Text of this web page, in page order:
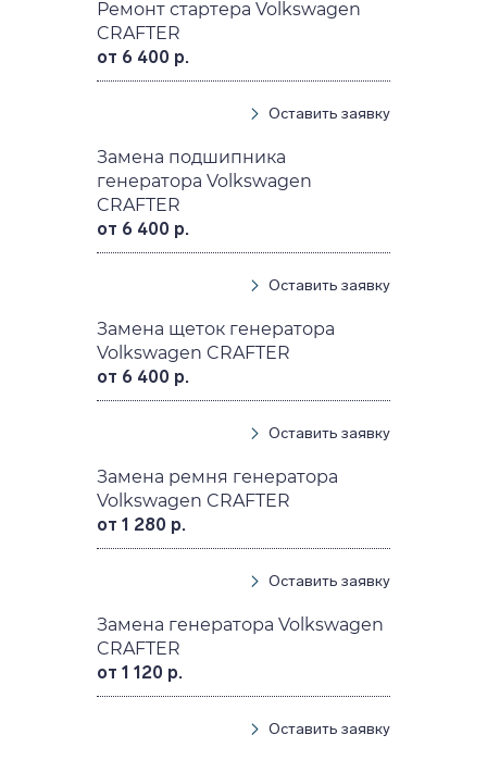
Ремонт стартера Volkswagen
CRAFTER
от 6 400 р.
Оставить заявку
Замена подшипника
генератора Volkswagen
CRAFTER
от 6 400 р.
Оставить заявку
Замена щеток генератора
Volkswagen CRAFTER
от 6 400 р.
Оставить заявку
Замена ремня генератора
Volkswagen CRAFTER
от 1 280 р.
Оставить заявку
Замена генератора Volkswagen
CRAFTER
от 1 120 р.
Оставить заявку